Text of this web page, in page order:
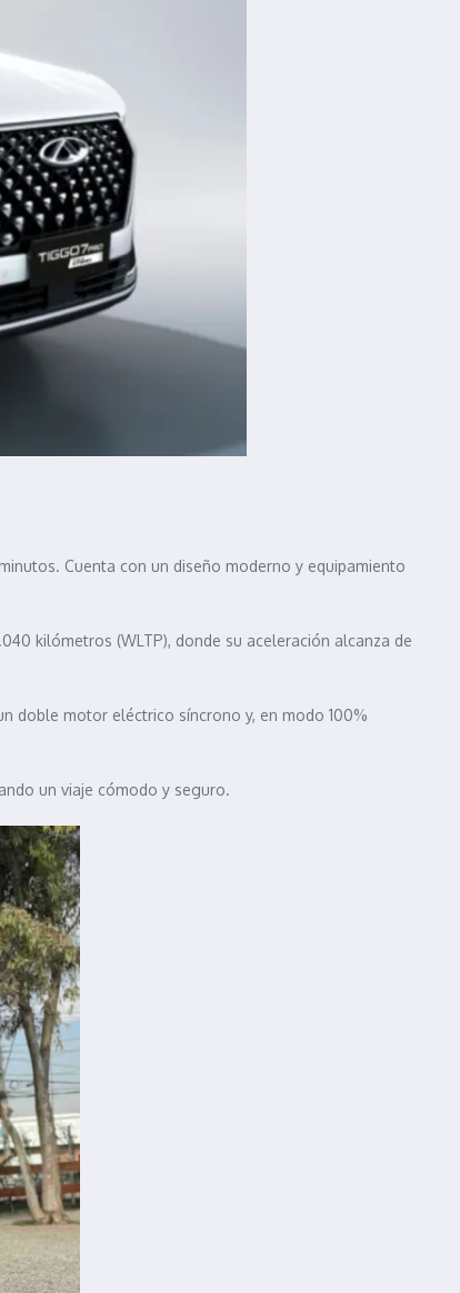
Cuenta con un diseño moderno y equipamiento
kilómetros (WLTP), donde su aceleración alcanza de
doble motor eléctrico síncrono y, en modo 100%
un viaje cómodo y seguro.